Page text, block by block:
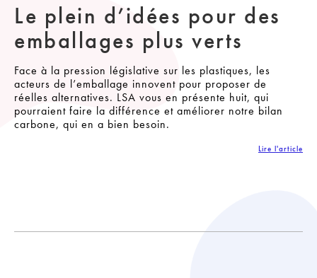
Le plein d’idées pour des
emballages plus verts
Face à la pression législative sur les plastiques, les
acteurs de l’emballage innovent pour proposer de
réelles alternatives. LSA vous en présente huit, qui
pourraient faire la différence et améliorer notre bilan
carbone, qui en a bien besoin.
Lire l'article